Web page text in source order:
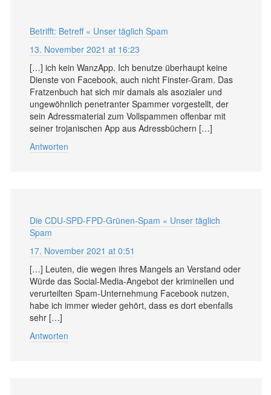
Betrifft: Betreff « Unser täglich Spam
13. November 2021 at 16:23
[…] ich kein WanzApp. Ich benutze überhaupt keine
Dienste von Facebook, auch nicht Finster-Gram. Das
Fratzenbuch hat sich mir damals als asozialer und
ungewöhnlich penetranter Spammer vorgestellt, der
sein Adressmaterial zum Vollspammen offenbar mit
seiner trojanischen App aus Adressbüchern […]
Antworten
Die CDU-SPD-FPD-Grünen-Spam « Unser täglich
Spam
17. November 2021 at 0:51
[…] Leuten, die wegen ihres Mangels an Verstand oder
Würde das Social-Media-Angebot der kriminellen und
verurteilten Spam-Unternehmung Facebook nutzen,
habe ich immer wieder gehört, dass es dort ebenfalls
sehr […]
Antworten